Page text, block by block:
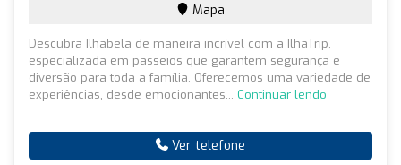
Mapa
Descubra Ilhabela de maneira incrível com a IlhaTrip,
especializada em passeios que garantem segurança e
diversão para toda a família. Oferecemos uma variedade de
experiências, desde emocionantes... Continuar lendo
Ver telefone